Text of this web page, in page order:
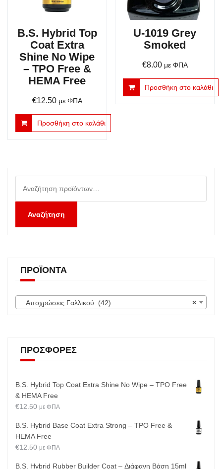
B.S. Hybrid Top
Coat Extra
Shine No Wipe
– TPO Free &
HEMA Free
€12.50 με ΦΠΑ
Προσθήκη στο καλάθι
U-1019 Grey
Smoked
€8.00 με ΦΠΑ
Προσθήκη στο καλάθι
για:
Αναζήτηση
ΠΡΟΪΌΝΤΑ
×
Αποχρώσεις Γαλλικού (42)
ΠΡΟΣΦΟΡΈΣ
B.S. Hybrid Top Coat Extra Shine No Wipe – TPO Free
& HEMA Free
€12.50 με ΦΠΑ
B.S. Hybrid Base Coat Extra Strong – TPO Free &
HEMA Free
€12.50 με ΦΠΑ
B.S. Hybrid Rubber Builder Coat – Διάφανη Βάση 15ml